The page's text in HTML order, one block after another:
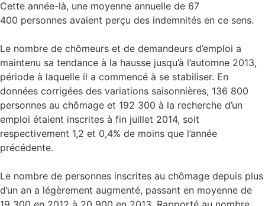
Cette année-là, une moyenne annuelle de 67
400 personnes avaient perçu des indemnités en ce sens.
Le nombre de chômeurs et de demandeurs d’emploi a
maintenu sa tendance à la hausse jusqu’à l’automne 2013,
période à laquelle il a commencé à se stabiliser. En
données corrigées des variations saisonnières, 136 800
personnes au chômage et 192 300 à la recherche d’un
emploi étaient inscrites à fin juillet 2014, soit
respectivement 1,2 et 0,4% de moins que l’année
précédente.
Le nombre de personnes inscrites au chômage depuis plus
d’un an a légèrement augmenté, passant en moyenne de